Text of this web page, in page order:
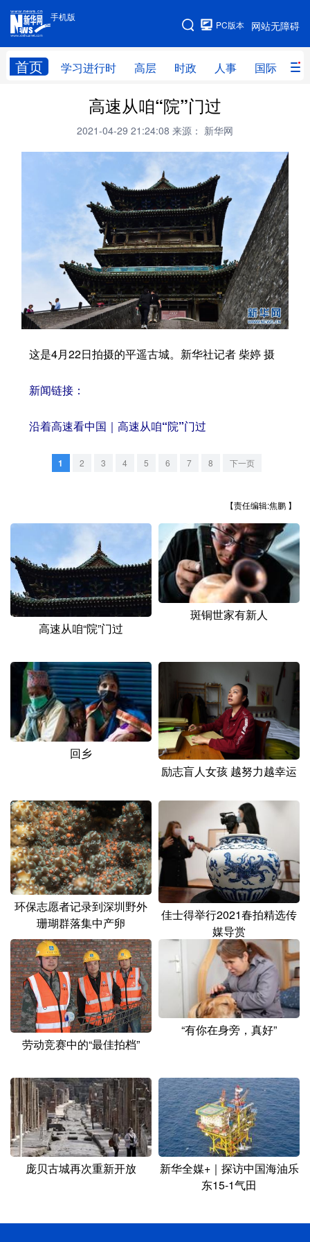
手机版
网站无障碍
PC版本
首页 学习进行时 高层 时政 人事 国际 财
手机版
网站地图
高层 时政
财经 网评
思客智库
科创 量子 体育
书画 健康 军事
访谈 视频 图片 政务
中央文件 金融 汽车
食品 人居 信息化 数字经济
彩票
公益 一带一路 亚太网
文化产业
河北 山西
辽宁 吉林 上海 江苏
浙江 安徽 福建 江西
山东 河南 湖北 湖南
四川 贵州 云南 西藏
陕西 甘肃 青海 宁夏
新疆 内蒙古 黑龙江
English Español Français عربى
Русский язык 日本語 한국어
Deutsch Português
高速从咱“院”门过
2021-04-29 21:24:08 来源： 新华网
这是4月22日拍摄的平遥古城。新华社记者 柴婷 摄
新闻链接：
沿着高速看中国｜高速从咱“院”门过
1 2 3 4 5 6 7 8 下一页
【责任编辑:焦鹏 】
高速从咱“院”门过
斑铜世家有新人
回乡
励志盲人女孩 越努力越幸运
环保志愿者记录到深圳野外
珊瑚群落集中产卵
佳士得举行2021春拍精选传
媒导赏
劳动竞赛中的“最佳拍档”
“有你在身旁，真好”
庞贝古城再次重新开放
新华全媒+｜探访中国海油乐
东15-1气田